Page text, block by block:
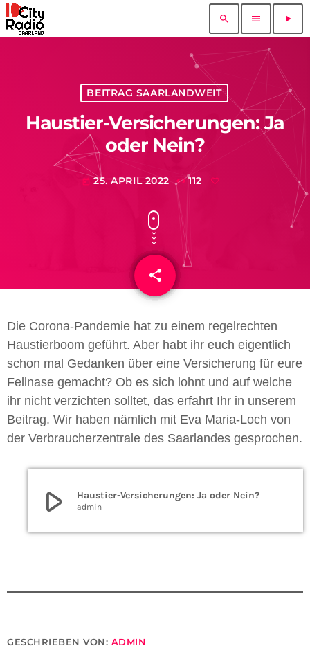
search menu play_arrow
BEITRAG SAARLANDWEIT
Haustier-Versicherungen: Ja
oder Nein?
today 25. APRIL 2022 112
share
email
Die Corona-Pandemie hat zu einem regelrechten
Haustierboom geführt. Aber habt ihr euch eigentlich
schon mal Gedanken über eine Versicherung für eure
Fellnase gemacht? Ob es sich lohnt und auf welche
ihr nicht verzichten solltet, das erfahrt Ihr in unserem
Beitrag. Wir haben nämlich mit Eva Maria-Loch von
der Verbraucherzentrale des Saarlandes gesprochen.
play_arrow Haustier-Versicherungen: Ja oder Nein?
admin
GESCHRIEBEN VON: ADMIN